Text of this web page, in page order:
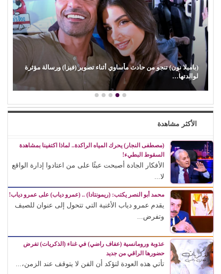
(المرصد المصري).. مشروع يعيد كتابة تاريخ المسرح والموسيقى
بالأرقام والوثائق
الأكثر مشاهدة
(مصطفى النجار) يحرك المياه الراكدة.. لماذا اكتفينا بمشاهدة
السقوط البطيء!
الأفكار الجادة أصبحت عبئًا على من اعتادوا إدارة الواقع
لا...
محمد أبو النصر يكتب: (ريمونتادا) .. (عمرو دياب) على عمرو دياب!
يقدم عمرو دياب الأغنية التي تتحول إلى عنوان للصيف
وتفرض...
عذوبة ورومانسية (عفاف راضي) في غناء (الذكريات) تفرض
حضورها الراقي من جديد
تأتي هذه العودة لتؤكد أن الفن لا يتوقف عند الزمن،...